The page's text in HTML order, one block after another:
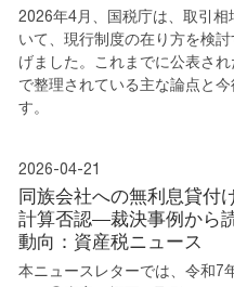
2026年4月、国税庁は、取引
いて、現行制度の在り方を検
げました。これまでに公表さ
で整理されている主な論点と
す。
2026-04-21
同族会社への無利息貸付
計算否認―裁決事例から
動向：資産税ニュース
本ニュースレターでは、令和7